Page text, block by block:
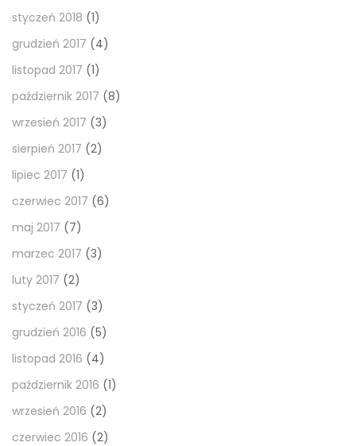
styczeń 2018 (1)
grudzień 2017 (4)
listopad 2017 (1)
październik 2017 (8)
wrzesień 2017 (3)
sierpień 2017 (2)
lipiec 2017 (1)
czerwiec 2017 (6)
maj 2017 (7)
marzec 2017 (3)
luty 2017 (2)
styczeń 2017 (3)
grudzień 2016 (5)
listopad 2016 (4)
październik 2016 (1)
wrzesień 2016 (2)
czerwiec 2016 (2)